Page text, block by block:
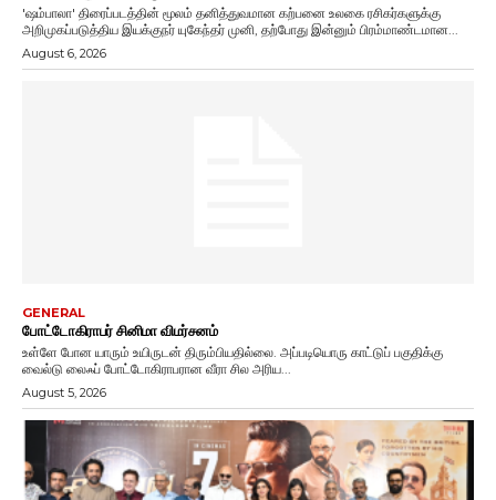
'ஷம்பாலா' திரைப்படத்தின் மூலம் தனித்துவமான கற்பனை உலகை ரசிகர்களுக்கு
அறிமுகப்படுத்திய இயக்குநர் யுகேந்தர் முனி, தற்போது இன்னும் பிரம்மாண்டமான...
August 6, 2026
GENERAL
போட்டோகிராபர் சினிமா விமர்சனம்
உள்ளே போன யாரும் உயிருடன் திரும்பியதில்லை. அப்படியொரு காட்டுப் பகுதிக்கு
வைல்டு லைஃப் போட்டோகிராபரான வீரா சில அரிய...
August 5, 2026